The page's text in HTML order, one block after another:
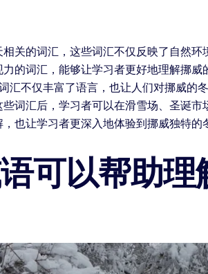
关的词汇，这些词汇不仅反映了自然环
的词汇，能够让学习者更好地理解挪威
汇不仅丰富了语言，也让人们对挪威
词汇后，学习者可以在滑雪场、圣诞
也让学习者更深入地体验到挪威独特的
可以帮助